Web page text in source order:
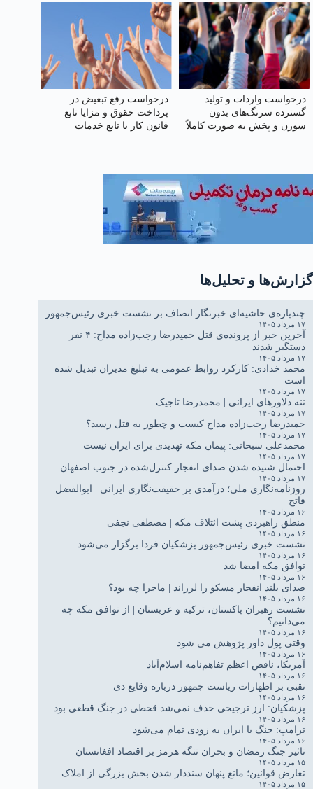
درخواست واردات و تولید
گسترده سرنگ‌های بدون
سوزن و پخش به صورت کاملاً
درخواست رفع تبعیض در
پرداخت حقوق و مزایا تابع
قانون کار با تابع خدمات
گزارش‌ها و تحلیل‌ها
چندپاره‌ی حاشیه‌ای خبرنگار انصاف بر نشست خبری رئیس‌جمهور
۱۷ مرداد ۱۴۰۵
آخرین خبر از پرونده‌ی قتل حمیدرضا رجب‌زاده مداح: ۴ نفر
دستگیر شدند
۱۷ مرداد ۱۴۰۵
محمد خدادی: کارکرد روابط عمومی به تبلیغ مدیران تبدیل شده
است
۱۷ مرداد ۱۴۰۵
ننه دلاورهای ایرانی | محمدرضا تاجیک
۱۷ مرداد ۱۴۰۵
حمیدرضا رجب‌زاده مداح کیست و چطور به قتل رسید؟
۱۷ مرداد ۱۴۰۵
محمدعلی سبحانی: پیمان مکه تهدیدی برای ایران نیست
۱۷ مرداد ۱۴۰۵
احتمال شنیده شدن صدای انفجار کنترل‌شده در جنوب اصفهان
۱۷ مرداد ۱۴۰۵
روزنامه‌نگاری ملی؛ درآمدی بر حقیقت‌نگاری ایرانی | ابوالفضل
فاتح
۱۶ مرداد ۱۴۰۵
منطق راهبردی پشت ائتلاف مکه | مصطفی نجفی
۱۶ مرداد ۱۴۰۵
نشست خبری رئیس‌جمهور پزشکیان فردا برگزار می‌شود
۱۶ مرداد ۱۴۰۵
توافق مکه امضا شد
۱۶ مرداد ۱۴۰۵
صدای بلند انفجار مسکو را لرزاند | ماجرا چه بود؟
۱۶ مرداد ۱۴۰۵
نشست رهبران پاکستان، ترکیه و عربستان | از توافق مکه چه
می‌دانیم؟
۱۶ مرداد ۱۴۰۵
وقتی پول داور پژوهش می شود
۱۶ مرداد ۱۴۰۵
آمریکا، ناقض اعظم تفاهم‌نامه اسلام‌آباد
۱۶ مرداد ۱۴۰۵
نقبی بر اظهارات ریاست جمهور درباره وقایع دی
۱۶ مرداد ۱۴۰۵
پزشکیان: ارز ترجیحی حذف نمی‌شد قحطی در جنگ قطعی بود
۱۶ مرداد ۱۴۰۵
ترامپ: جنگ با ایران به زودی تمام می‌شود
۱۶ مرداد ۱۴۰۵
تاثیر جنگ رمضان و بحران تنگه هرمز بر اقتصاد افغانستان
۱۵ مرداد ۱۴۰۵
تعارض قوانین؛ مانع پنهان سنددار شدن بخش بزرگی از املاک
۱۵ مرداد ۱۴۰۵